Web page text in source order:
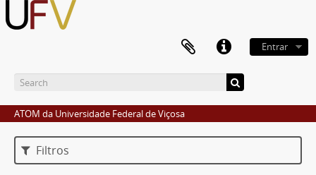
Entrar
ATOM da Universidade Federal de Viçosa
Filtros